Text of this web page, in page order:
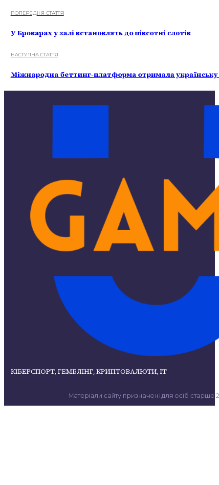
ПОПЕРЕДНЯ СТАТТЯ
У Броварах у залі встановлять до півсотні слотів
НАСТУПНА СТАТТЯ
Міжнародна беттинг-платформа отримала українську
КІБЕРСПОРТ, ГЕМБЛІНГ, КРИПТОВАЛЮТИ, ІТ
Матеріали сайту призначені для осіб старше